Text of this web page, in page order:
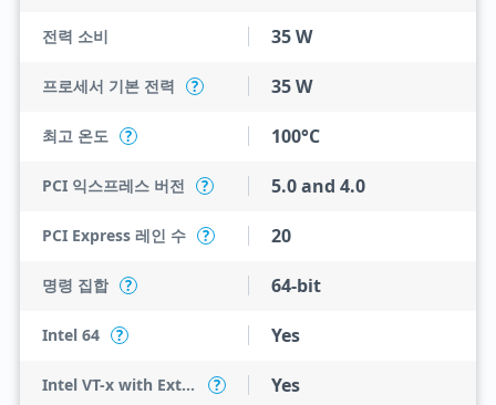
전력 소비 35 W
프로세서 기본 전력 ? 35 W
최고 온도 ? 100°C
PCI 익스프레스 버전 ? 5.0 and 4.0
PCI Express 레인 수 ? 20
명령 집합 ? 64-bit
Intel 64 ? Yes
Intel VT-x with Extended Page Tables (EPT) ? Yes